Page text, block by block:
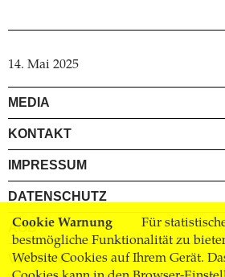
Cookie Warnung
Für
bestmögliche Funktionalität zu
Website Cookies auf Ihrem Gerät.
14. Mai 2025
MEDIA
KONTAKT
IMPRESSUM
DATENSCHUTZ
AGB
VERSAND